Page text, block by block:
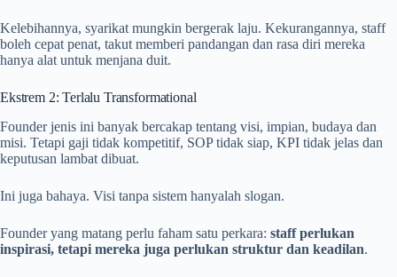
Kelebihannya, syarikat mungkin bergerak laju. Kekurangannya, staff
boleh cepat penat, takut memberi pandangan dan rasa diri mereka
hanya alat untuk menjana duit.
Ekstrem 2: Terlalu Transformational
Founder jenis ini banyak bercakap tentang visi, impian, budaya dan
misi. Tetapi gaji tidak kompetitif, SOP tidak siap, KPI tidak jelas dan
keputusan lambat dibuat.
Ini juga bahaya. Visi tanpa sistem hanyalah slogan.
Founder yang matang perlu faham satu perkara: staff perlukan
inspirasi, tetapi mereka juga perlukan struktur dan keadilan.